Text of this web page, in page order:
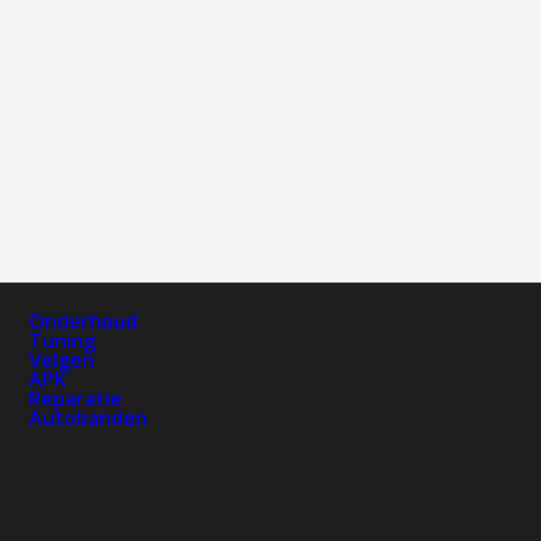
Onderhoud
Tuning
Velgen
APK
Reparatie
Autobanden